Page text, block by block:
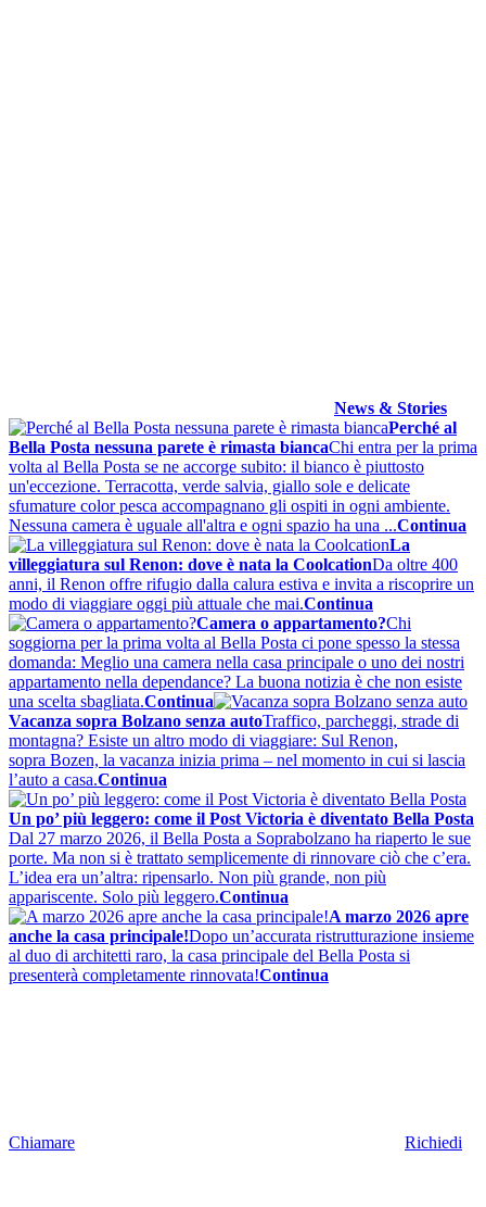
News & Stories
Perché al
Bella Posta nessuna parete è rimasta biancaChi entra per la prima
volta al Bella Posta se ne accorge subito: il bianco è piuttosto
un'eccezione. Terracotta, verde salvia, giallo sole e delicate
sfumature color pesca accompagnano gli ospiti in ogni ambiente.
Nessuna camera è uguale all'altra e ogni spazio ha una ...Continua
La
villeggiatura sul Renon: dove è nata la CoolcationDa oltre 400
anni, il Renon offre rifugio dalla calura estiva e invita a riscoprire un
modo di viaggiare oggi più attuale che mai.Continua
Camera o appartamento?Chi
soggiorna per la prima volta al Bella Posta ci pone spesso la stessa
domanda: Meglio una camera nella casa principale o uno dei nostri
appartamento nella dependance? La buona notizia è che non esiste
una scelta sbagliata.Continua
Vacanza sopra Bolzano senza autoTraffico, parcheggi, strade di
montagna? Esiste un altro modo di viaggiare: Sul Renon,
sopra Bozen, la vacanza inizia prima – nel momento in cui si lascia
l’auto a casa.Continua
Un po’ più leggero: come il Post Victoria è diventato Bella Posta
Dal 27 marzo 2026, il Bella Posta a Soprabolzano ha riaperto le sue
porte. Ma non si è trattato semplicemente di rinnovare ciò che c’era.
L’idea era un’altra: ripensarlo. Non più grande, non più
appariscente. Solo più leggero.Continua
A marzo 2026 apre
anche la casa principale!Dopo un’accurata ristrutturazione insieme
al duo di architetti raro, la casa principale del Bella Posta si
presenterà completamente rinnovata!Continua
Chiamare Richiedi